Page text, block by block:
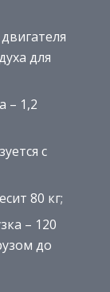
для
– 1,2
с
80 кг;
– 120
до